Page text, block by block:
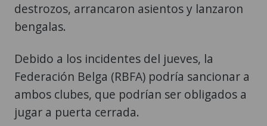
destrozos, arrancaron asientos y lanzaron
bengalas.
Debido a los incidentes del jueves, la
Federación Belga (RBFA) podría sancionar a
ambos clubes, que podrían ser obligados a
jugar a puerta cerrada.